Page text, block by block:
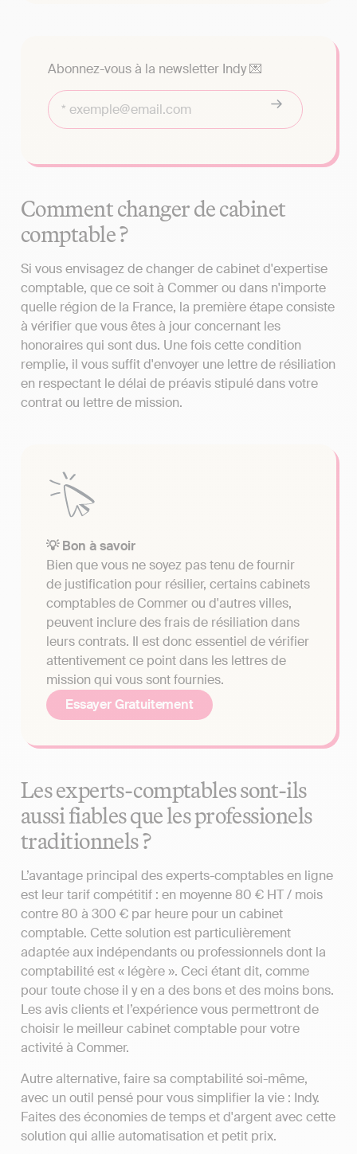
Abonnez-vous à la newsletter Indy 💌
Comment changer de cabinet
comptable ?
Si vous envisagez de changer de cabinet d'expertise
comptable, que ce soit à Commer ou dans n'importe
quelle région de la France, la première étape consiste
à vérifier que vous êtes à jour concernant les
honoraires qui sont dus. Une fois cette condition
remplie, il vous suffit d'envoyer une lettre de résiliation
en respectant le délai de préavis stipulé dans votre
contrat ou lettre de mission.
💡 Bon à savoir
Bien que vous ne soyez pas tenu de fournir
de justification pour résilier, certains cabinets
comptables de Commer ou d'autres villes,
peuvent inclure des frais de résiliation dans
leurs contrats. Il est donc essentiel de vérifier
attentivement ce point dans les lettres de
mission qui vous sont fournies.
Essayer Gratuitement
Les experts-comptables sont-ils
aussi fiables que les professionels
traditionnels ?
L’avantage principal des experts-comptables en ligne
est leur tarif compétitif : en moyenne 80 € HT / mois
contre 80 à 300 € par heure pour un cabinet
comptable. Cette solution est particulièrement
adaptée aux indépendants ou professionnels dont la
comptabilité est « légère ». Ceci étant dit, comme
pour toute chose il y en a des bons et des moins bons.
Les avis clients et l’expérience vous permettront de
choisir le meilleur cabinet comptable pour votre
activité à Commer.
Autre alternative, faire sa comptabilité soi-même,
avec un outil pensé pour vous simplifier la vie : Indy.
Faites des économies de temps et d'argent avec cette
solution qui allie automatisation et petit prix.